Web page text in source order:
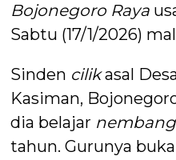
Bojonegoro Raya
Sabtu (17/1/2026)
Sinden cilikasal
Kasiman,
dia belajar nembang
tahun. Gurunya